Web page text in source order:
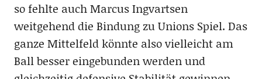
so fehlte auch Marcus Ingvartsen
weitgehend die Bindung zu Unions Spiel. Das
ganze Mittelfeld könnte also vielleicht am
Ball besser eingebunden werden und